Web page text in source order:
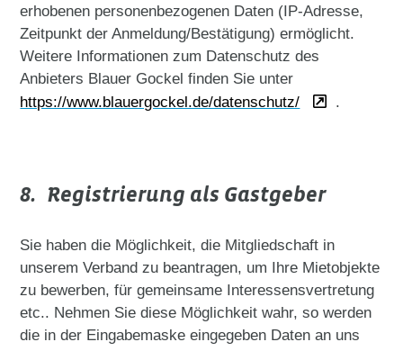
erhobenen personenbezogenen Daten (IP-Adresse,
Zeitpunkt der Anmeldung/Bestätigung) ermöglicht.
Weitere Informationen zum Datenschutz des
Anbieters Blauer Gockel finden Sie unter
https://www.blauergockel.de/datenschutz/
.
8. Registrierung als Gastgeber
Sie haben die Möglichkeit, die Mitgliedschaft in
unserem Verband zu beantragen, um Ihre Mietobjekte
zu bewerben, für gemeinsame Interessensvertretung
etc.. Nehmen Sie diese Möglichkeit wahr, so werden
die in der Eingabemaske eingegeben Daten an uns